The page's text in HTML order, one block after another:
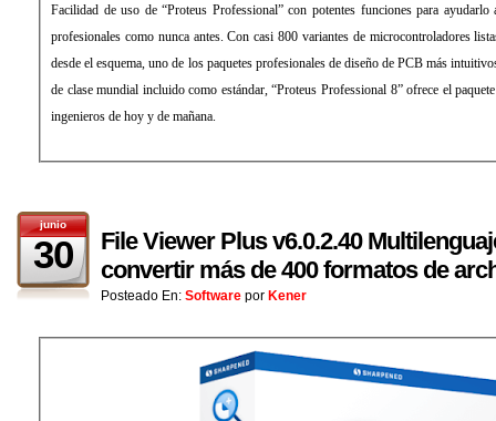
Facilidad de uso de “Proteus Professional” con potentes funciones para
profesionales como nunca antes. Con casi 800 variantes de microcontroladores
desde el esquema, uno de los paquetes profesionales de diseño de PCB más
de clase mundial incluido como estándar, “Proteus Professional 8” ofrece el
ingenieros de hoy y de mañana.
junio
30
File Viewer Plus v6.0.2.40
convertir más de 400 formatos de
Posteado En: Software por Kener